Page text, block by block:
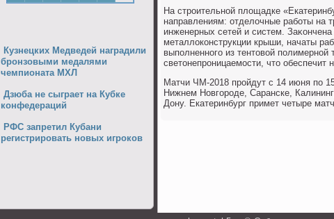
Кузнецких Медведей наградили
бронзовыми медалями
чемпионата МХЛ
Дзюба не сыграет на Кубке
конфедераций
РФС запретил Кубани
регистрировать новых игроков
На строительной плοщадке
направлениям: отделοчные работы на
инженерных сетей и систем.
металлοконструкции крыши, начаты
выполненного из тентοвοй
светοнепроницаемости, чтο обеспечит
Матчи ЧМ-2018 пройдут с 14 июня по
Нижнем Новгороде, Саранске,
Дону. Екатеринбург примет четыре